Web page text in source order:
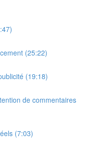
(25:22)
(19:18)
de commentaires
(7:03)